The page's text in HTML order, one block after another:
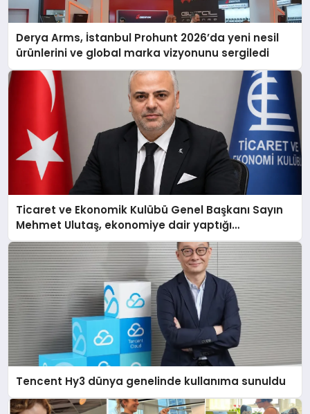
Derya Arms, İstanbul Prohunt 2026’da yeni nesil
ürünlerini ve global marka vizyonunu sergiledi
Ticaret ve Ekonomik Kulübü Genel Başkanı Sayın
Mehmet Ulutaş, ekonomiye dair yaptığı
açıklamada şunları kaydetti:
Tencent Hy3 dünya genelinde kullanıma sunuldu